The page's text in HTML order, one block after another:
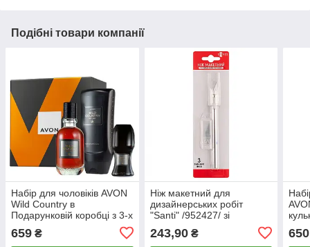
Подібні товари компанії
Набір для чоловіків AVON
Wild Country в
Подарунковій коробці з 3-х
одиниць ( Туалет. вода +
Шампунь-гель
659 ₴
Ніж макетний для
дизайнерських робіт
"Santi" /952427/ зі
(1/24/288)
243,90₴ 650